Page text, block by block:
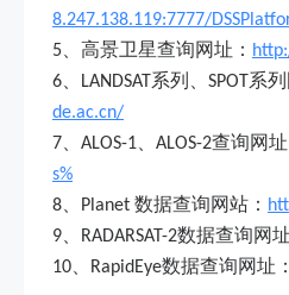
8.247.138.119:7777/
5 、高景卫星查询网址：
6
LANDSAT 系列、 SPOT 系
de.ac.cn/
7
ALOS-1 ALOS-2查询网址
s%
8
Planet 数据查询网站：
9
RADARSAT-2数据查询网址
10
RapidEye数据查询网址：